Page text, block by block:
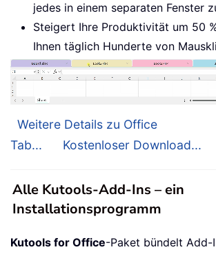
jedes in einem separaten Fenster
Steigert Ihre Produktivität um 50
Ihnen täglich Hunderte von
Weitere Details zu Office
Tab...
Kostenloser Download...
Alle Kutools-Add-Ins – ein
Installationsprogramm
Kutools for Office-Paket bündelt Add-